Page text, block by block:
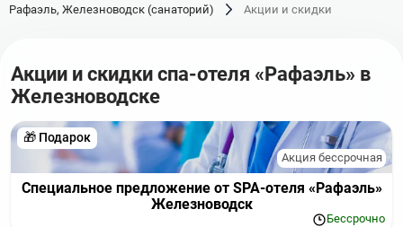
Рафаэль, Железноводск (санаторий)
Акции и скидки
Акции и скидки спа-отеля «Рафаэль» в
Железноводске
🎁 Подарок
Акция бессрочная
Специальное предложение от SPA-отеля «Рафаэль»
Железноводск
Бессрочно